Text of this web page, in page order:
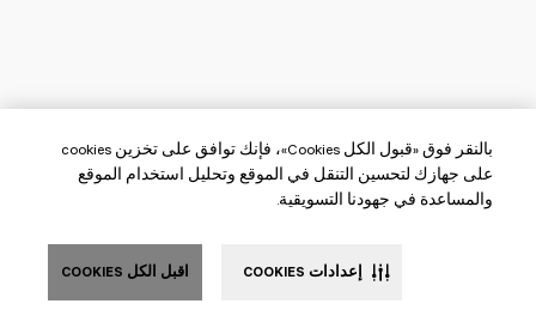
بالنقر فوق «قبول الكل Cookies»، فإنك توافق على تخزين cookies
على جهازك لتحسين التنقل في الموقع وتحليل استخدام الموقع
والمساعدة في جهودنا التسويقية.
اقبل الكل COOKIES إعدادات COOKIES